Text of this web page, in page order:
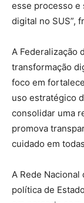
esse processo e
digital no SUS”,
A Federalização
transformação
foco em
uso estratégico
consolidar uma
promova
cuidado em
A Rede Nacional
política de